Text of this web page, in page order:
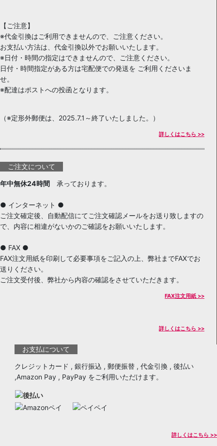
【ご注意】
※代金引換はご利用できませんので、ご注意ください。
お支払い方法は、代金引換以外でお願いいたします。
※日付・時間の指定はできませんので、ご注意ください。
日付・時間指定がある方は宅配便での発送を ご利用くださいま
せ。
※配達はポストへの投函となります。
（※定形外郵便は、2025.7.1～終了いたしました。）
詳しくはこちら >>
ご注文について
年中無休24時間 承っております。
● インターネット ●
ご注文確定後、自動配信にてご注文確認メールをお送り致しますの
で、内容に相違がないかのご確認をお願いいたします。
● FAX ●
FAX注文用紙を印刷して必要事項をご記入の上、弊社までFAXでお
送りください。
ご注文受付後、弊社から内容の確認をさせていただきます。
FAX注文用紙 >>
詳しくはこちら >>
お支払について
クレジットカード , 銀行振込 , 郵便振替 , 代金引換 , 後払い
,Amazon Pay , PayPay をご利用いただけます。
詳しくはこちら >>